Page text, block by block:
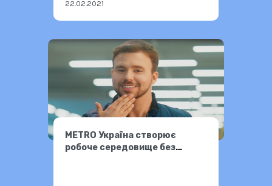
22.02.2021
МЕТRO Україна створює
робоче середовище без